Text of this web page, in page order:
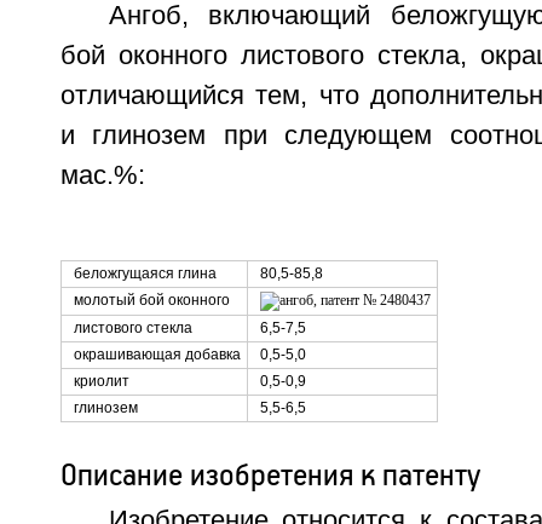
Ангоб, включающий
бой оконного листового стекла,
отличающийся тем, что
и глинозем при следующем
мас.%:
беложгущаяся глина
80,5-85,8
молотый бой оконного
листового стекла
6,5-7,5
окрашивающая добавка
0,5-5,0
криолит
0,5-0,9
глинозем
5,5-6,5
Описание изобретения к патенту